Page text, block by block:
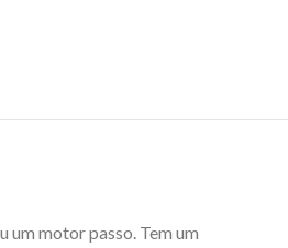
motor passo. Tem um